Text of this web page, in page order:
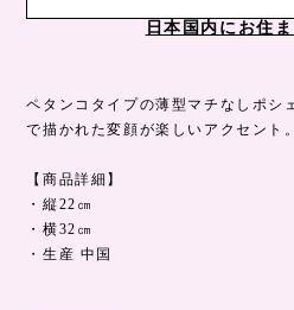
日本国内にお住
ペタンコタイプの薄型マチなしポシ
で描かれた変顔が楽しいアクセント。
【商品詳細】
・縦22㎝
・横32㎝
・生産 中国